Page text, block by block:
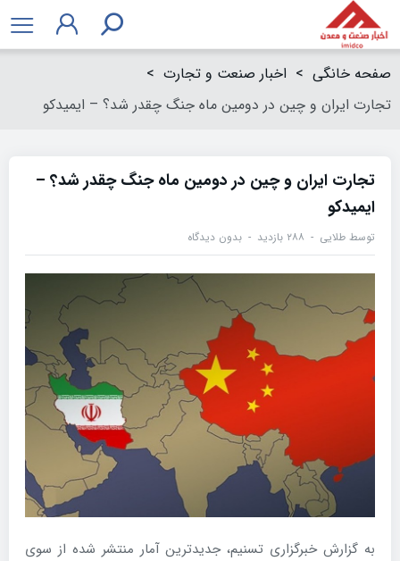
صفحه خانگی > اخبار صنعت و تجارت >
تجارت ایران و چین در دومین ماه جنگ چقدر شد؟ – ایمیدکو
تجارت ایران و چین در دومین ماه جنگ چقدر شد؟ –
ایمیدکو
توسط طلایی ۲۸۸ بازدید بدون دیدگاه
به گزارش خبرگزاری تسنیم، جدیدترین آمار منتشر شده از سوی